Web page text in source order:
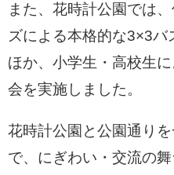
また、花時計公園では
ズによる本格的な3×3
ほか、小学生・高校生
会を実施しました。
花時計公園と公園通り
で、にぎわい・交流の